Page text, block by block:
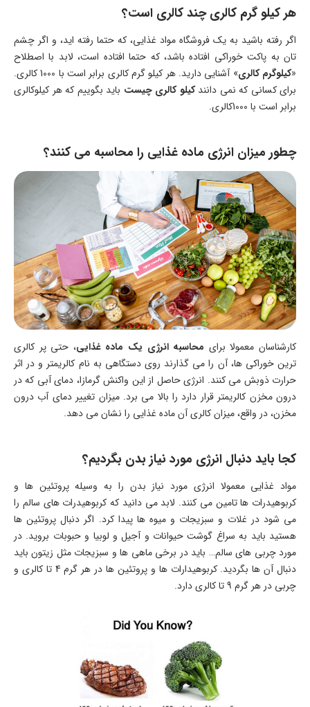
هر کیلو گرم کالری چند کالری است؟
اگر رفته باشید به یک فروشگاه مواد غذایی، که حتما رفته‌ اید، و اگر چشم
تان به پاکت خوراکی افتاده باشد، که حتما افتاده است، لابد با اصطلاح
«کیلوگرم کالری
» آشنایی دارید. هر کیلو گرم کالری برابر است با 1000 کالری.
برای کسانی که نمی دانندکیلو کالری چیست باید بگوییم که هر کیلوکالری
برابر است با 1000کالری.
چطور میزان انرژی ماده غذایی را محاسبه می کنند؟
کارشناسان معمولا برای محاسبه انرژی یک ماده غذایی، حتی پر کالری
ترین خوراکی ها، آن را می گذارند روی دستگاهی به نام کالریمتر و در اثر
حرارت ذوبش می کنند. انرژی حاصل از این واکنش گرمازا، دمای آبی که در
درون مخزن کالریمتر قرار دارد را بالا می برد. میزان تغییر دمای آب درون
مخزن، در واقع، میزان کالری آن ماده غذایی را نشان می دهد.
کجا باید دنبال انرژی مورد نیاز بدن بگردیم؟
مواد غذایی معمولا انرژی مورد نیاز بدن را به وسیله پروتئین ها و
کربوهیدرات ها تامین می کنند. لابد می دانید که کربوهیدرات های سالم را
می شود در غلات و سبزیجات و میوه ها پیدا کرد. اگر دنبال پروتئین ها
هستید باید به سراغ گوشت حیوانات و آجیل و لوبیا و حبوبات بروید. در
مورد چربی های سالم… باید در برخی ماهی ها و سبزیجات مثل زیتون باید
دنبال آن ها بگردید. کربوهیدارات ها و پروتئین ها در هر گرم 4 تا کالری و
چربی در هر گرم 9 تا کالری دارد.